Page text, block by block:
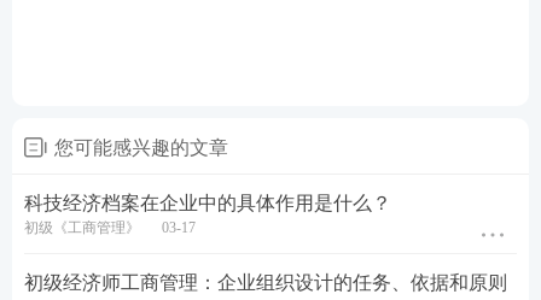
您可能感兴趣的文章
科技经济档案在企业中的具体作用是什么？
初级《工商管理》 03-17
初级经济师工商管理：企业组织设计的任务、依据和原则